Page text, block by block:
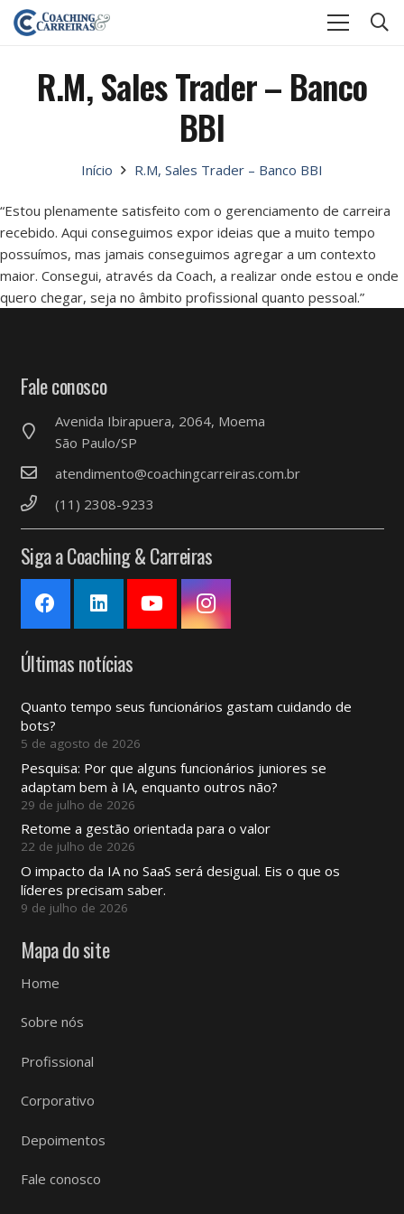
R.M, Sales Trader – Banco
BBI
Início R.M, Sales Trader – Banco BBI
“Estou plenamente satisfeito com o gerenciamento de carreira
recebido. Aqui conseguimos expor ideias que a muito tempo
possuímos, mas jamais conseguimos agregar a um contexto
maior. Consegui, através da Coach, a realizar onde estou e onde
quero chegar, seja no âmbito profissional quanto pessoal.”
Fale conosco
Avenida Ibirapuera, 2064, Moema
São Paulo/SP
atendimento@coachingcarreiras.com.br
(11) 2308-9233
Siga a Coaching & Carreiras
Últimas notícias
Quanto tempo seus funcionários gastam cuidando de
bots?
5 de agosto de 2026
Pesquisa: Por que alguns funcionários juniores se
adaptam bem à IA, enquanto outros não?
29 de julho de 2026
Retome a gestão orientada para o valor
22 de julho de 2026
O impacto da IA ​​no SaaS será desigual. Eis o que os
líderes precisam saber.
9 de julho de 2026
Mapa do site
Home
Sobre nós
Profissional
Corporativo
Depoimentos
Fale conosco